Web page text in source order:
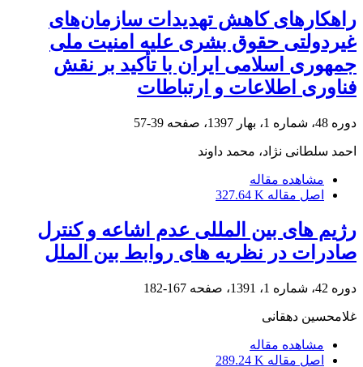
راهکارهای کاهش تهدیدات سازمان‌های
غیردولتی حقوق بشری علیه امنیت ملی
جمهوری اسلامی ایران با تأکید بر نقش
فناوری اطلاعات و ارتباطات
دوره 48، شماره 1، بهار 1397، صفحه 39-57
احمد سلطانی نژاد، محمد داوند
مشاهده مقاله
اصل مقاله 327.64 K
رژیم های بین المللی عدم اشاعه و کنترل
صادرات در نظریه های روابط بین الملل
دوره 42، شماره 1، 1391، صفحه 167-182
غلامحسین دهقانی
مشاهده مقاله
اصل مقاله 289.24 K